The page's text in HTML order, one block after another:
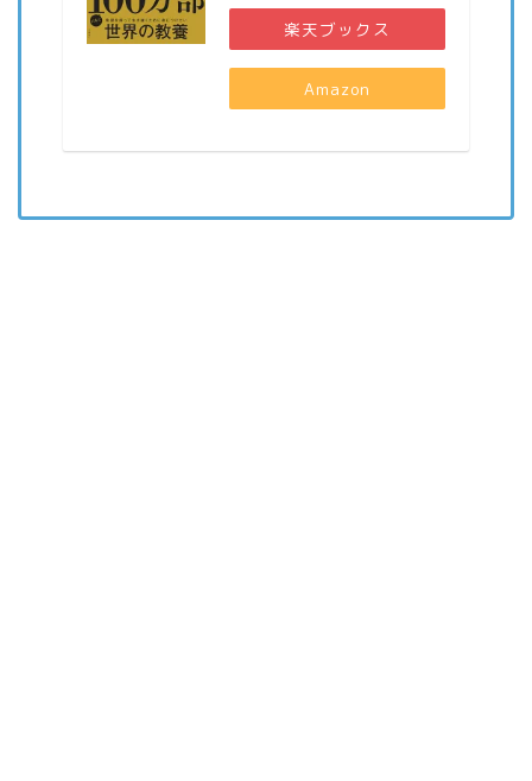
楽天ブックス
Amazon